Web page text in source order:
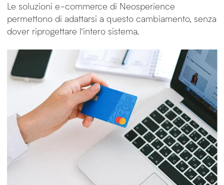
Le soluzioni e-commerce di Neosperience
permettono di adattarsi a questo cambiamento, senza
dover riprogettare l’intero sistema.